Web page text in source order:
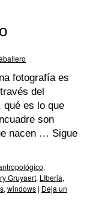
fotografía es
del
qué es lo que
son
nacen … Sigue
,
Gruyaert, LIberia,
, windows | Deja un